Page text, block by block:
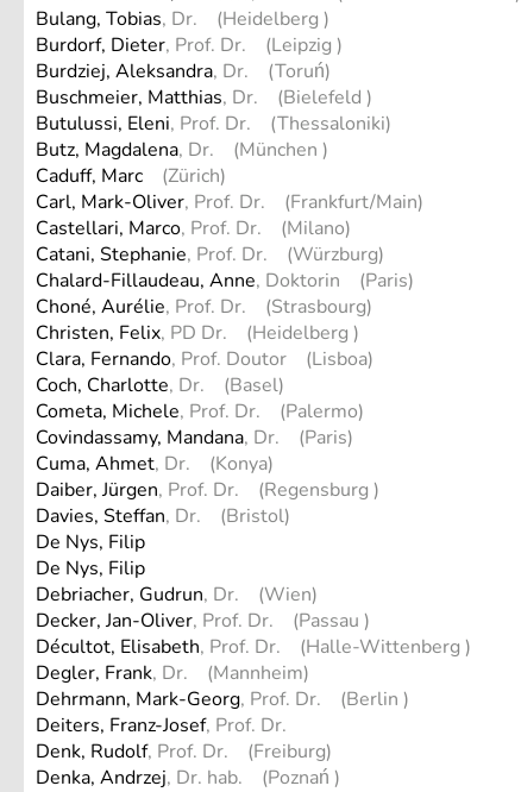
Bulang, Tobias, Dr. (Heidelberg )
Burdorf, Dieter, Prof. Dr. (Leipzig )
Burdziej, Aleksandra, Dr. (Toruń)
Buschmeier, Matthias, Dr. (Bielefeld )
Butulussi, Eleni, Prof. Dr. (Thessaloniki)
Butz, Magdalena, Dr. (München )
Caduff, Marc (Zürich)
Carl, Mark-Oliver, Prof. Dr. (Frankfurt/Main)
Castellari, Marco, Prof. Dr. (Milano)
Catani, Stephanie, Prof. Dr. (Würzburg)
Chalard-Fillaudeau, Anne, Doktorin (Paris)
Choné, Aurélie, Prof. Dr. (Strasbourg)
Christen, Felix, PD Dr. (Heidelberg )
Clara, Fernando, Prof. Doutor (Lisboa)
Coch, Charlotte, Dr. (Basel)
Cometa, Michele, Prof. Dr. (Palermo)
Covindassamy, Mandana, Dr. (Paris)
Cuma, Ahmet, Dr. (Konya)
Daiber, Jürgen, Prof. Dr. (Regensburg )
Davies, Steffan, Dr. (Bristol)
De Nys, Filip
De Nys, Filip
Debriacher, Gudrun, Dr. (Wien)
Decker, Jan-Oliver, Prof. Dr. (Passau )
Décultot, Elisabeth, Prof. Dr. (Halle-Wittenberg )
Degler, Frank, Dr. (Mannheim)
Dehrmann, Mark-Georg, Prof. Dr. (Berlin )
Deiters, Franz-Josef, Prof. Dr.
Denk, Rudolf, Prof. Dr. (Freiburg)
Denka, Andrzej, Dr. hab. (Poznań )